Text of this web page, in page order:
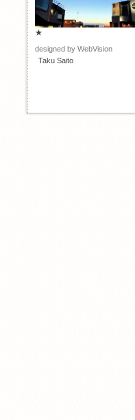
★
designed by WebVision
Taku Saito